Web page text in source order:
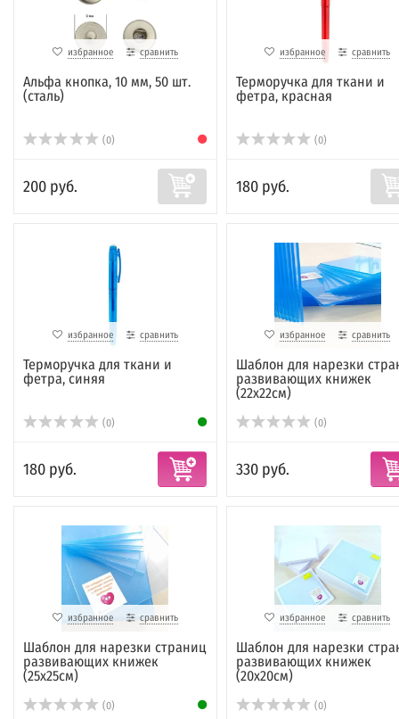
избранное сравнить
Альфа кнопка, 10 мм, 50 шт.
(сталь)
(0)
200 руб.
избранное сравнить
Терморучка для ткани и
фетра, красная
(0)
180 руб.
избранное сравнить
Терморучка для ткани и
фетра, синяя
(0)
180 руб.
избранное сравнить
Шаблон для нарезки
развивающих книжек
(22х22см)
(0)
330 руб.
избранное сравнить
Шаблон для нарезки страниц
развивающих книжек
(25х25см)
(0)
избранное сравнить
Шаблон для нарезки
развивающих книжек
(20х20см)
(0)